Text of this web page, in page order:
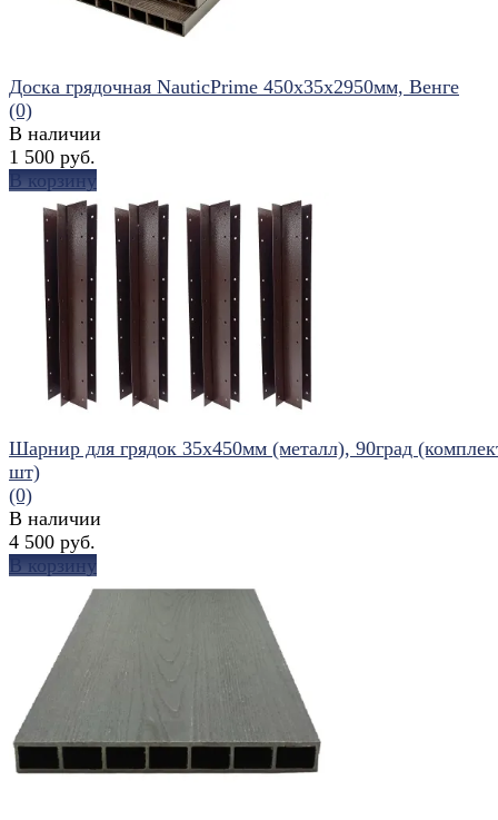
избранное сравнить
Доска грядочная NauticPrime 450x35x2950мм, Венге
(0)
В наличии
1 500 руб.
В корзину
избранное
Шарнир для грядок 35x450мм (металл), 90град
шт)
(0)
В наличии
4 500 руб.
В корзину